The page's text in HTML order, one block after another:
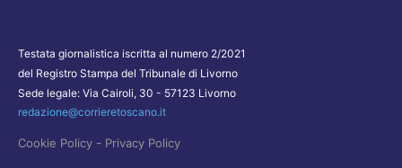
Testata giornalistica iscritta al numero 2/2021
del Registro Stampa del Tribunale di Livorno
Sede legale: Via Cairoli, 30 - 57123 Livorno
redazione@corrieretoscano.it
Cookie Policy - Privacy Policy